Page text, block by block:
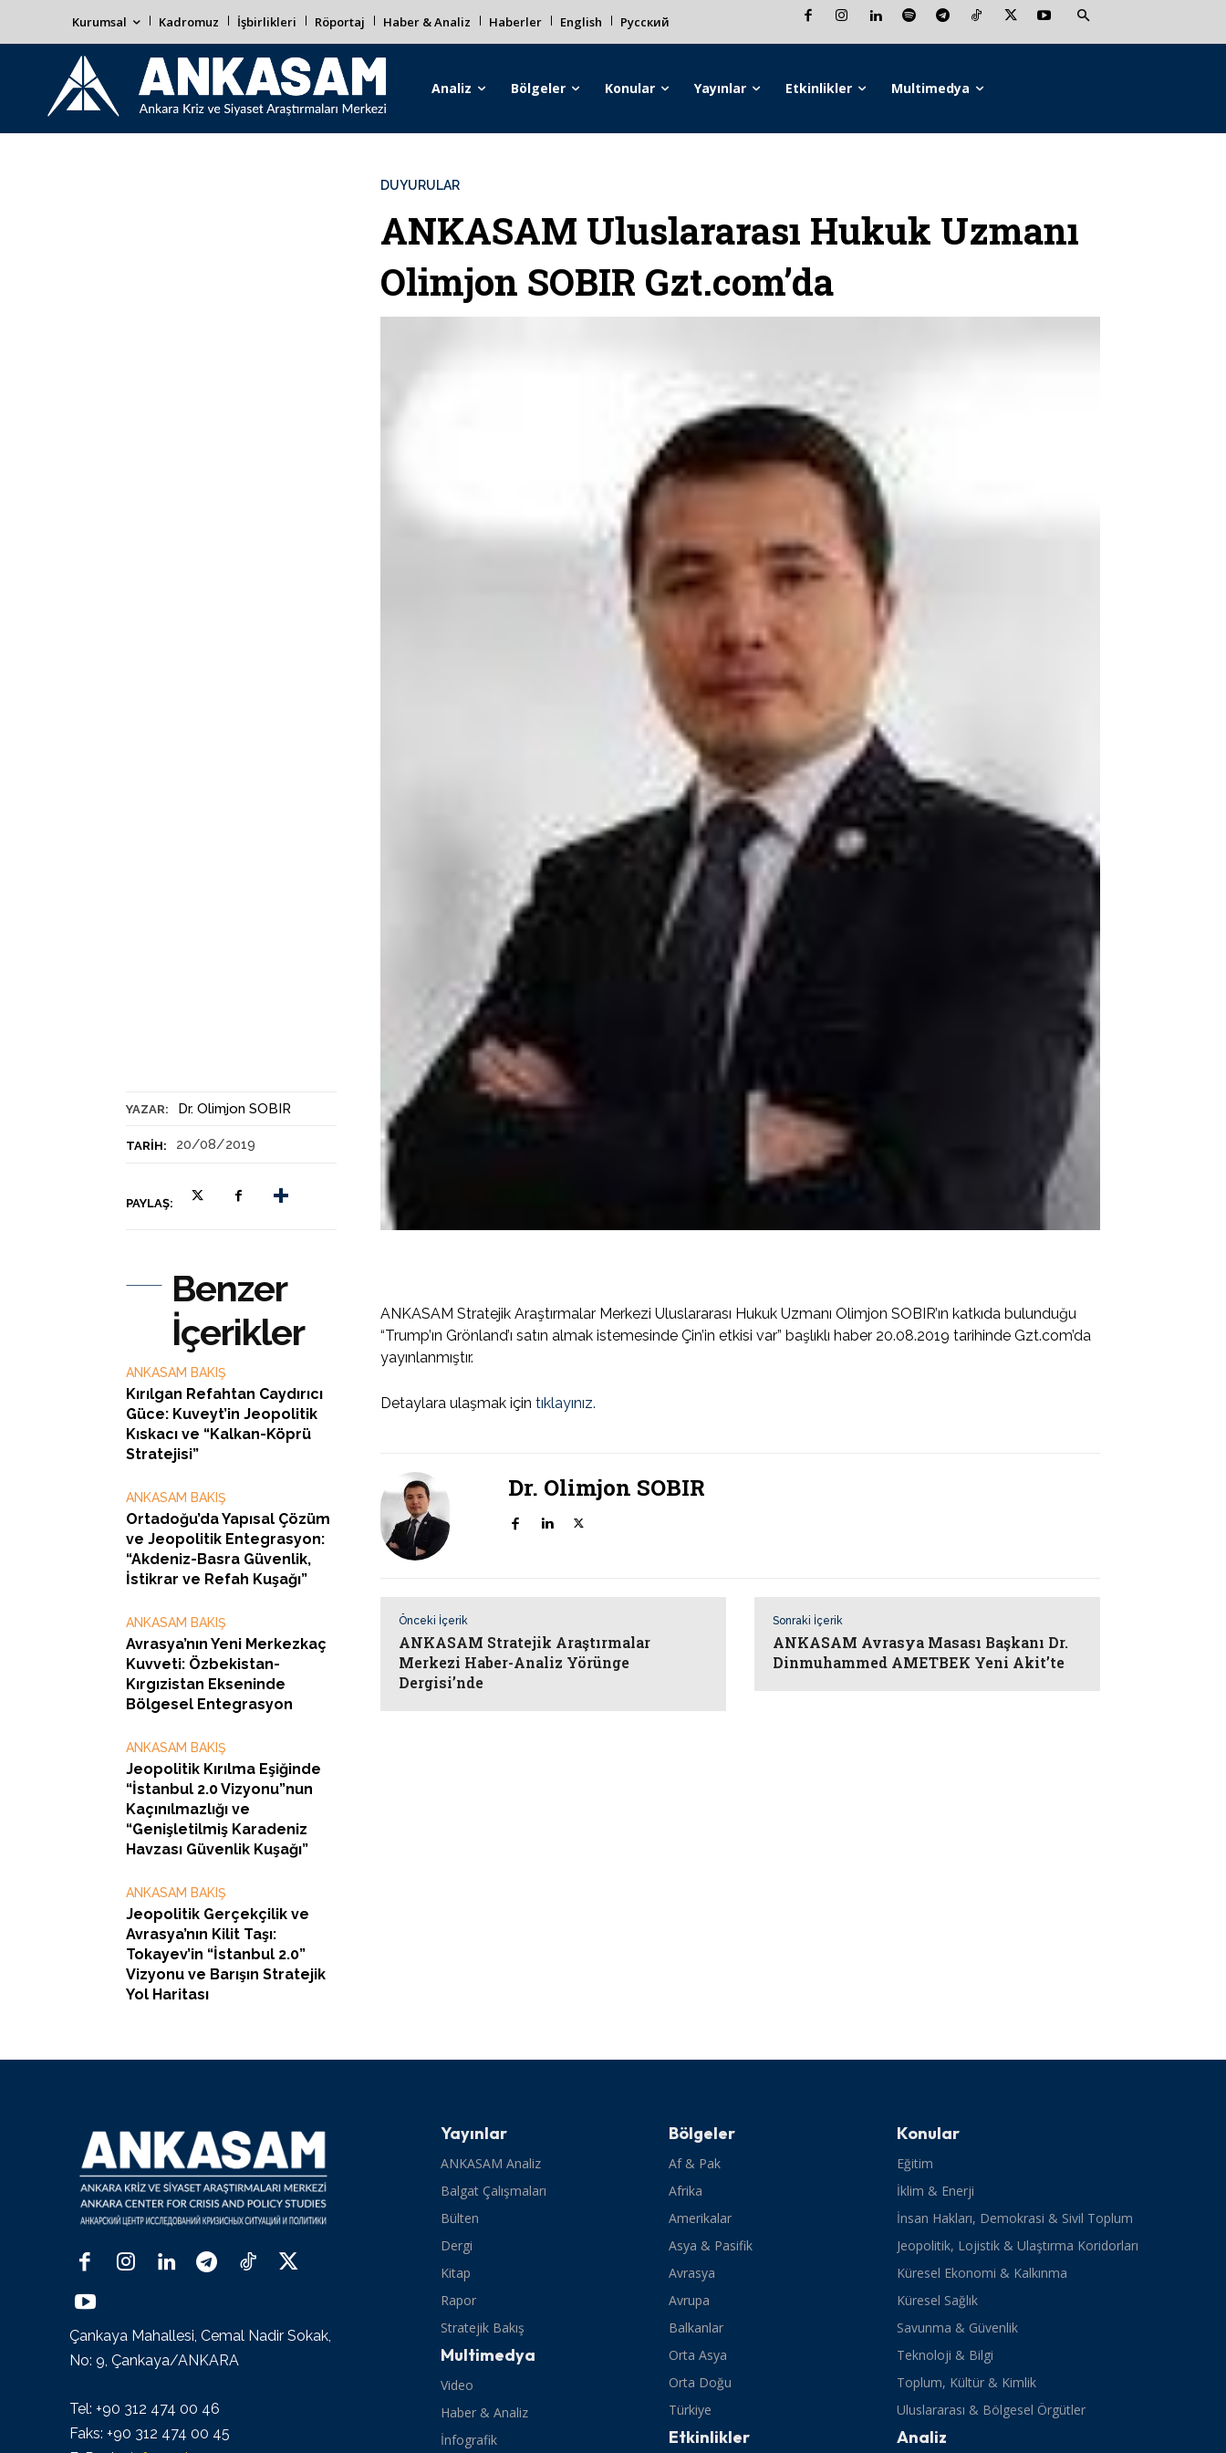
Kurumsal Kadromuz İşbirlikleri Röportaj Haber & Analiz Haberler English Русский
Analiz Bölgeler Konular Yayınlar Etkinlikler Multimedya
YAZAR: Dr. Olimjon SOBIR
TARIH: 20/08/2019
PAYLAŞ:
DUYURULAR
ANKASAM Uluslararası Hukuk Uzmanı
Olimjon SOBIR Gzt.com’da
Benzer
İçerikler
ANKASAM BAKIŞ
Kırılgan Refahtan Caydırıcı
Güce: Kuveyt’in Jeopolitik
Kıskacı ve “Kalkan-Köprü
Stratejisi”
ANKASAM BAKIŞ
Ortadoğu’da Yapısal Çözüm
ve Jeopolitik Entegrasyon:
“Akdeniz-Basra Güvenlik,
İstikrar ve Refah Kuşağı”
ANKASAM BAKIŞ
Avrasya’nın Yeni Merkezkaç
Kuvveti: Özbekistan-
Kırgızistan Ekseninde
Bölgesel Entegrasyon
ANKASAM BAKIŞ
Jeopolitik Kırılma Eşiğinde
“İstanbul 2.0 Vizyonu”nun
Kaçınılmazlığı ve
“Genişletilmiş Karadeniz
Havzası Güvenlik Kuşağı”
ANKASAM BAKIŞ
Jeopolitik Gerçekçilik ve
Avrasya’nın Kilit Taşı:
Tokayev’in “İstanbul 2.0”
Vizyonu ve Barışın Stratejik
Yol Haritası
ANKASAM Stratejik Araştırmalar Merkezi Uluslararası Hukuk Uzmanı Olimjon SOBIR’ın katkıda bulunduğu
“Trump’ın Grönland’ı satın almak istemesinde Çin’in etkisi var” başlıklı haber 20.08.2019 tarihinde Gzt.com’da
yayınlanmıştır.
Detaylara ulaşmak için tıklayınız.
Dr. Olimjon SOBIR
Önceki İçerik
ANKASAM Stratejik Araştırmalar
Merkezi Haber-Analiz Yörünge
Dergisi’nde
Sonraki İçerik
ANKASAM Avrasya Masası Başkanı Dr.
Dinmuhammed AMETBEK Yeni Akit’te
Çankaya Mahallesi, Cemal Nadir Sokak,
No: 9, Çankaya/ANKARA
Tel: +90 312 474 00 46
Faks: +90 312 474 00 45
Yayınlar
ANKASAM Analiz
Balgat Çalışmaları
Bülten
Dergi
Kitap
Rapor
Stratejik Bakış
Multimedya
Video
Haber & Analiz
İnfografik
Bölgeler
Af & Pak
Afrika
Amerikalar
Asya & Pasifik
Avrasya
Avrupa
Balkanlar
Orta Asya
Orta Doğu
Türkiye
Etkinlikler
Konular
Eğitim
İklim & Enerji
İnsan Hakları, Demokrasi & Sivil Toplum
Jeopolitik, Lojistik & Ulaştırma Koridorları
Küresel Ekonomi & Kalkınma
Küresel Sağlık
Savunma & Güvenlik
Teknoloji & Bilgi
Toplum, Kültür & Kimlik
Uluslararası & Bölgesel Örgütler
Analiz